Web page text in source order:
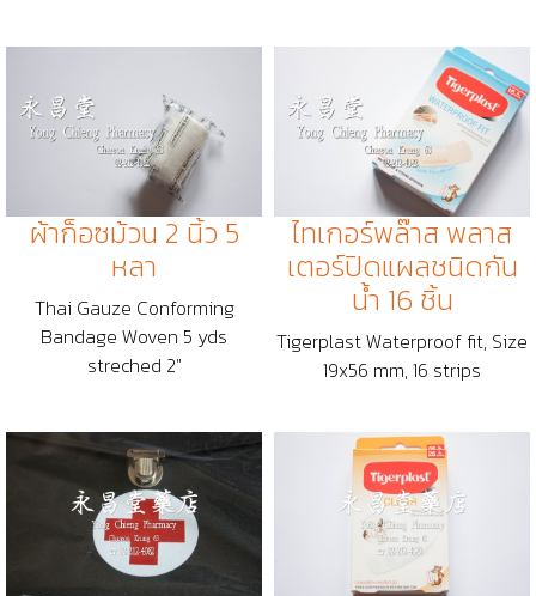
ผ้าก็อซม้วน 2 นิ้ว 5
หลา
Thai Gauze Conforming
Bandage Woven 5 yds
streched 2"
ไทเกอร์พล๊าส พลาส
เตอร์ปิดแผลชนิดกัน
น้ำ 16 ชิ้น
Tigerplast Waterproof fit, Size
19x56 mm, 16 strips